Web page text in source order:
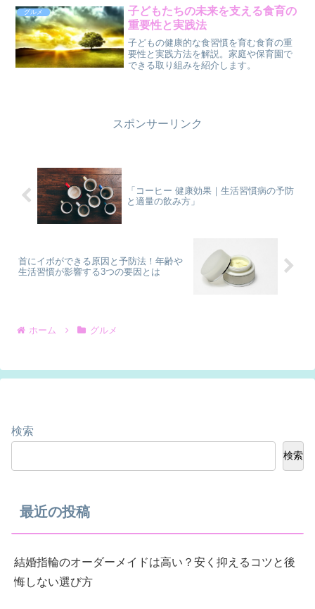
めています。これらの食材は、体内で効
率的にエネルギーに変換さ...
グルメ
子どもたちの未来を支える食育の
重要性と実践法
子どもの健康的な食習慣を育む食育の重
要性と実践方法を解説。家庭や保育園で
できる取り組みを紹介します。
スポンサーリンク
「コーヒー 健康効果｜生活習慣病の予防
と適量の飲み方」
首にイボができる原因と予防法！年齢や
生活習慣が影響する3つの要因とは
ホーム グルメ
検索
検索
最近の投稿
結婚指輪のオーダーメイドは高い？安く抑えるコツと後
悔しない選び方